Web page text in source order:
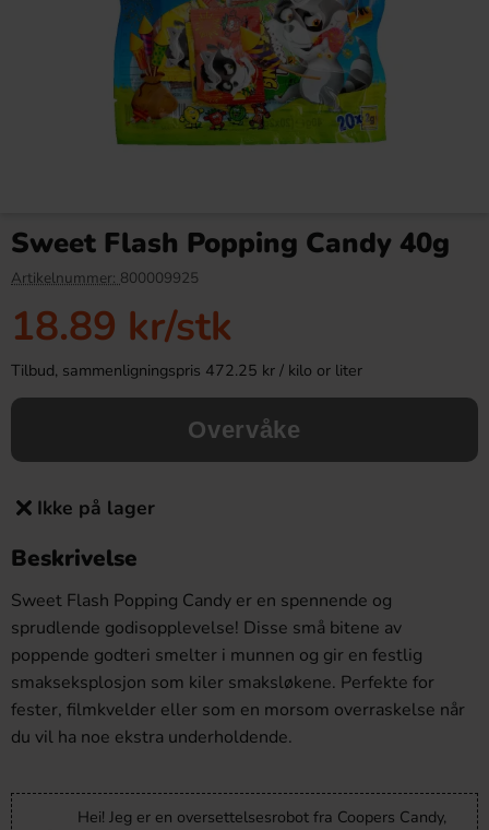
Köp
9.90 kr
Sweet Flash Popping Candy 40g
Artikelnummer: 800009925
18.89 kr/stk
Tilbud, sammenligningspris 472.25 kr / kilo or liter
Overvåke
Ikke på lager
Beskrivelse
Sweet Flash Popping Candy er en spennende og
sprudlende godisopplevelse! Disse små bitene av
poppende godteri smelter i munnen og gir en festlig
smakseksplosjon som kiler smaksløkene. Perfekte for
fester, filmkvelder eller som en morsom overraskelse når
du vil ha noe ekstra underholdende.
Hei! Jeg er en oversettelsesrobot fra Coopers Candy,